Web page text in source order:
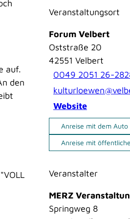
auf.
den
Veranstaltungsort
Forum Velbert
Oststraße 20
42551 Velbert
0049 2051 26-
Website
Anreise mit dem Auto
Anreise mit
Veranstalter
MERZ
Springweg 8